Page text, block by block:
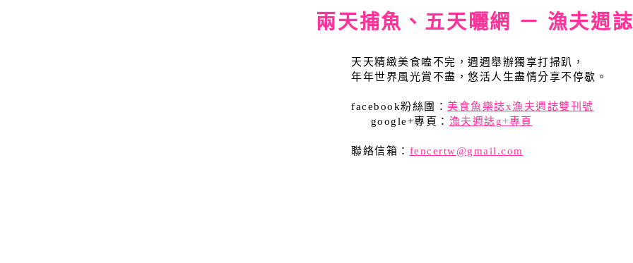
兩天捕魚、五天曬網 － 漁夫週誌
天天精緻美食嗑不完，週週舉辦獨享打掃趴，
年年世界風光賞不盡，悠活人生盡情分享不停歇。
facebook粉絲團： 美食魚樂誌x漁夫週誌雙刊號
google+專頁： 漁夫週誌g+專頁
聯絡信箱： fencertw@gmail.com